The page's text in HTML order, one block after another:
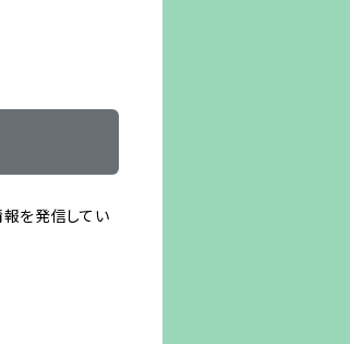
報を発信してい